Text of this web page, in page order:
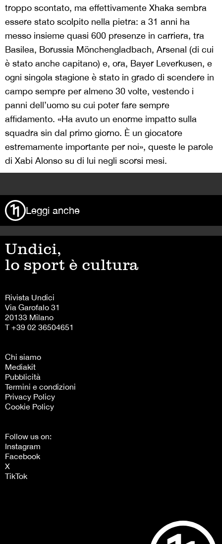
troppo scontato, ma effettivamente Xhaka sembra
essere stato scolpito nella pietra: a 31 anni ha
messo insieme quasi 600 presenze in carriera, tra
Basilea, Borussia Mönchengladbach, Arsenal (di cui
è stato anche capitano) e, ora, Bayer Leverkusen, e
ogni singola stagione è stato in grado di scendere in
campo sempre per almeno 30 volte, vestendo i
panni dell’uomo su cui poter fare sempre
affidamento. «Ha avuto un enorme impatto sulla
squadra sin dal primo giorno. È un giocatore
estremamente importante per noi», queste le parole
di Xabi Alonso su di lui negli scorsi mesi.
Leggi anche
Undici,
lo sport è cultura
Rivista Undici
Via Garofalo 31
20133 Milano
T +39 02 36504651
Chi siamo
Mediakit
Pubblicità
Termini e condizioni
Privacy Policy
Cookie Policy
Follow us on:
Instagram
Facebook
X
TikTok